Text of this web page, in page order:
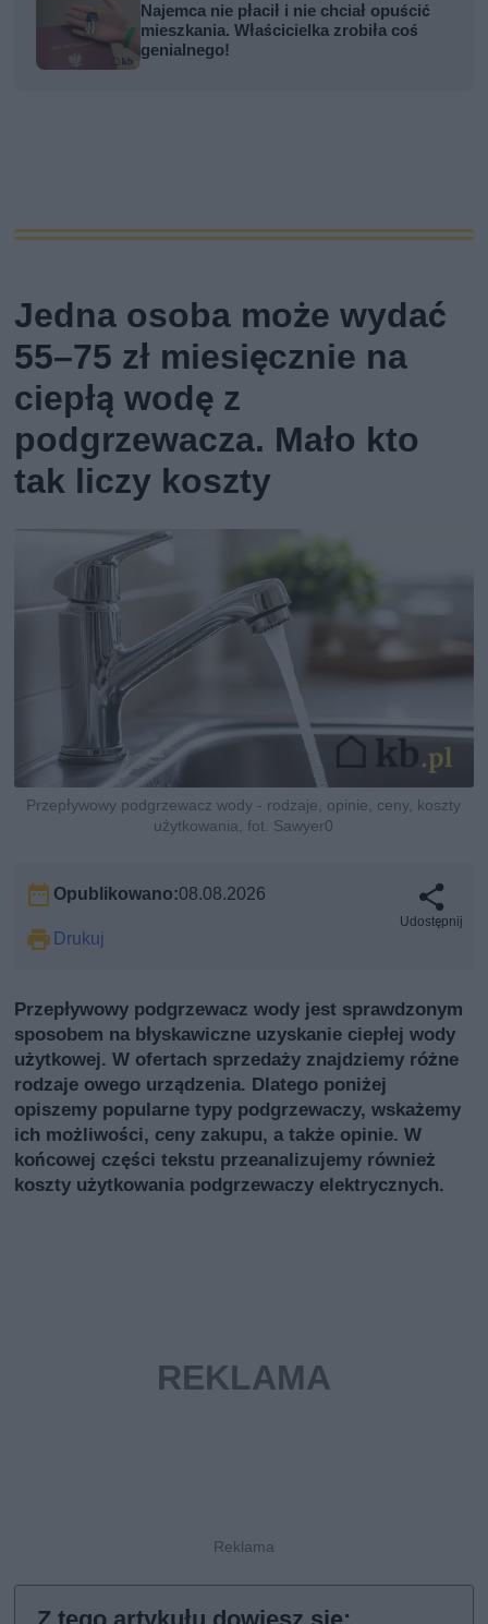
Najemca nie płacił i nie chciał opuścić
mieszkania. Właścicielka zrobiła coś
genialnego!
Jedna osoba może wydać
55–75 zł miesięcznie na
ciepłą wodę z
podgrzewacza. Mało kto
tak liczy koszty
Przepływowy podgrzewacz wody - rodzaje, opinie, ceny, koszty
użytkowania, fot. Sawyer0
Opublikowano:08.08.2026
Drukuj
Udostępnij
Przepływowy podgrzewacz wody jest sprawdzonym
sposobem na błyskawiczne uzyskanie ciepłej wody
użytkowej. W ofertach sprzedaży znajdziemy różne
rodzaje owego urządzenia. Dlatego poniżej
opiszemy popularne typy podgrzewaczy, wskażemy
ich możliwości, ceny zakupu, a także opinie. W
końcowej części tekstu przeanalizujemy również
koszty użytkowania podgrzewaczy elektrycznych.